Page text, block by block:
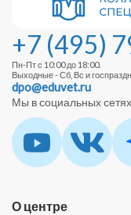
+7 (495)
Пн-Пт с 10:00 до 18:00.
Выходные - Сб, Вс и
dpo@eduvet.ru
Мы в социальных сетях
О центре